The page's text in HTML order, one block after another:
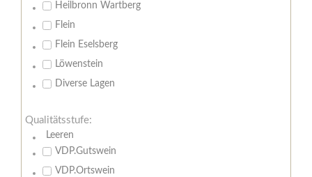
Heilbronn Wartberg
Flein
Flein Eselsberg
Löwenstein
Diverse Lagen
Qualitätsstufe:
Leeren
VDP.Gutswein
VDP.Ortswein